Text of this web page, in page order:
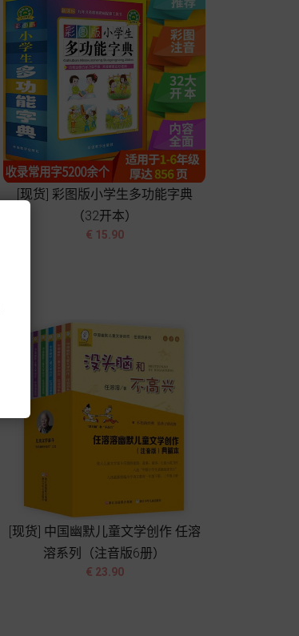
[现货] 彩图版小学生多功能字典
（32开本）
价
€ 15.90
 
[现货] 中国幽默儿童文学创作 任溶
溶系列（注音版6册）
价
€ 23.90
 